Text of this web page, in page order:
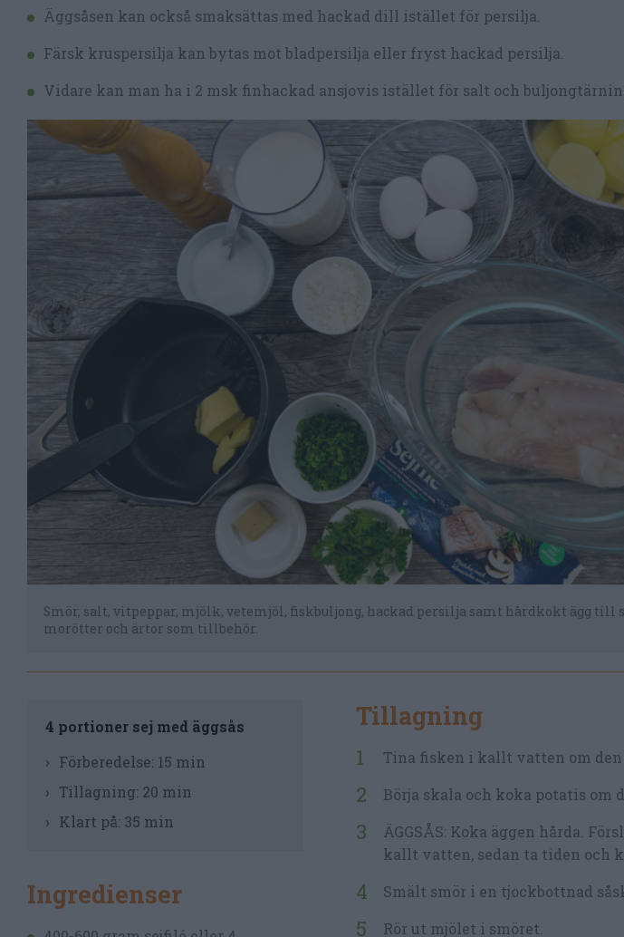
Äggsåsen kan också smaksättas med hackad dill istället för persilja.
Färsk kruspersilja kan bytas mot bladpersilja eller fryst hackad persilja.
Vidare kan man ha i 2 msk finhackad ansjovis istället för salt och
Smör, salt, vitpeppar, mjölk, vetemjöl, fiskbuljong, hackad persilja samt hårdkokt ägg till
morötter och ärtor som tillbehör.
4 portioner sej med äggsås
Förberedelse: 15 min
Tillagning: 20 min
Klart på: 35 min
Ingredienser
Tillagning
Tina fisken i kallt vatten om den
Börja skala och koka potatis om
ÄGGSÅS: Koka äggen hårda.
kallt vatten, sedan ta tiden och
Smält smör i en tjockbottnad
Rör ut mjölet i smöret.